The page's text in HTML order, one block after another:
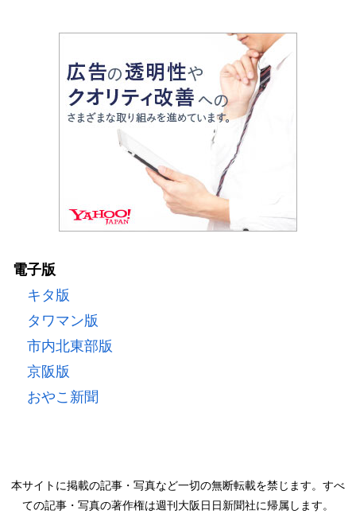
電子版
キタ版
タワマン版
市内北東部版
京阪版
おやこ新聞
本サイトに掲載の記事・写真など一切の無断転載を禁じます。すべ
ての記事・写真の著作権は週刊大阪日日新聞社に帰属します。